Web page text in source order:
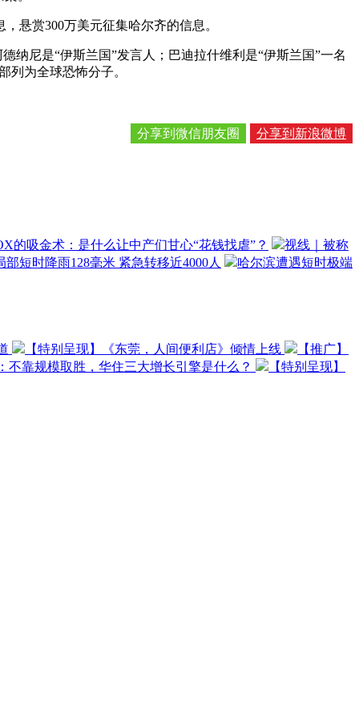
悬赏300万美元征集哈尔齐的信息。
尼是“伊斯兰国”发言人；巴迪拉什维利是“伊斯兰国”一名
列为全球恐怖分子。
分享到新浪微博
分享到微信朋友圈
的吸金术：是什么让中产们甘心“花钱找虐”？
视线｜被称
部短时降雨128毫米 紧急转移近4000人
哈尔滨遭遇短时极端
【特别呈现】《东莞，人间便利店》倾情上线
【推广】
不靠规模取胜，华住三大增长引擎是什么？
【特别呈现】